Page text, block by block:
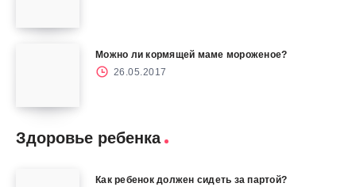
Можно ли кормящей маме мороженое?
26.05.2017
Здоровье ребенка
Как ребенок должен сидеть за партой?